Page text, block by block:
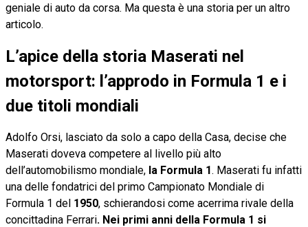
geniale di auto da corsa. Ma questa è una storia per un altro
articolo.
L’apice della storia Maserati nel
motorsport: l’approdo in Formula 1 e i
due titoli mondiali
Adolfo Orsi, lasciato da solo a capo della Casa, decise che
Maserati doveva competere al livello più alto
dell’automobilismo mondiale, la Formula 1. Maserati fu infatti
una delle fondatrici del primo Campionato Mondiale di
Formula 1 del 1950, schierandosi come acerrima rivale della
concittadina Ferrari. Nei primi anni della Formula 1 si